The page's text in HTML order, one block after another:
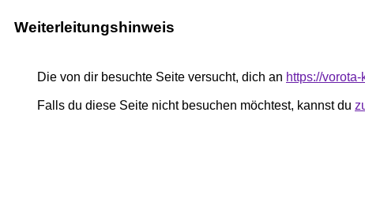
Weiterleitungshinweis
Die von dir besuchte Seite versucht, dich an https://
Falls du diese Seite nicht besuchen möchtest, kannst du